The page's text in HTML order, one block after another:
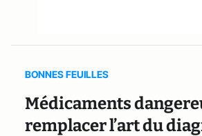
BONNES FEUILLES
Médicaments
remplacer l’art du